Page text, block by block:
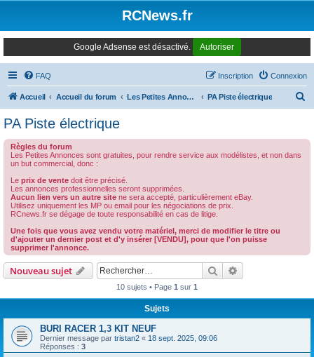
RCNews.fr
Google Adsense est désactivé. Autoriser
FAQ Connexion
Inscription
Accueil Accueil du forum Les Petites Annonces Modernes PA Piste électrique
PA Piste électrique
Règles du forum
Les Petites Annonces sont gratuites, pour rendre service aux modélistes, et non dans
un but commercial, donc :
Le prix de vente doit être précisé.
Les annonces professionnelles seront supprimées.
Aucun lien vers un autre site ne sera accepté, particulièrement eBay.
Utilisez uniquement les MP ou email pour les négociations de prix.
RCnews.fr se dégage de toute responsabilité en cas de litige.
Une fois que vous avez vendu votre matériel, merci de modifier le titre ou
d'ajouter un dernier post et d'y insérer [VENDU], pour que l'on puisse
supprimer l'annonce.
Nouveau sujet Rechercher
10 sujets • Page 1 sur 1
Sujets
BURI RACER 1,3 KIT NEUF
Dernier message par tristan2 « 18 sept. 2025, 09:06
Réponses : 3
Panneau de gestion des cookies